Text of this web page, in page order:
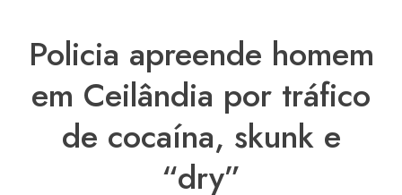
Policia apreende homem
em Ceilândia por tráfico
de cocaína, skunk e
“dry”